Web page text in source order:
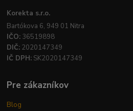
Korekta s.r.o.
Bartókova 6, 949 01 Nitra
IČO: 36519898
DIČ: 2020147349
IČ DPH: SK2020147349
Pre zákazníkov
Blog